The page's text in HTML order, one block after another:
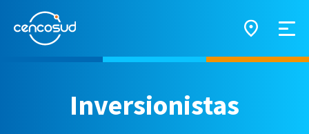
Inversionistas